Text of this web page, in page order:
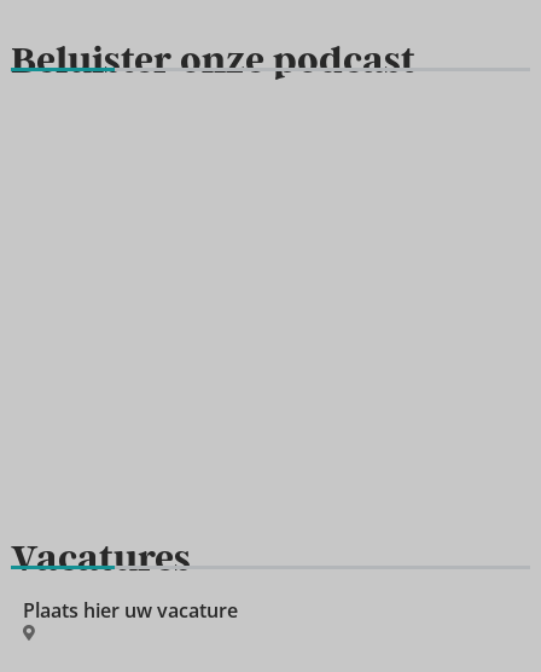
Beluister onze podcast
Vacatures
Plaats hier uw vacature